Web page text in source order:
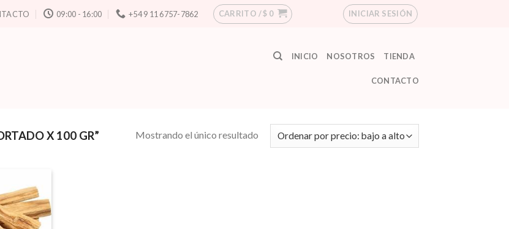
09:00 - 16:00 +54 9 11 6757-7862 CARRITO /$ 0 INICIAR SESIÓN
INICIO NOSOTROS TIENDA
CONTACTO
X 100 GR” Mostrando el único resultado